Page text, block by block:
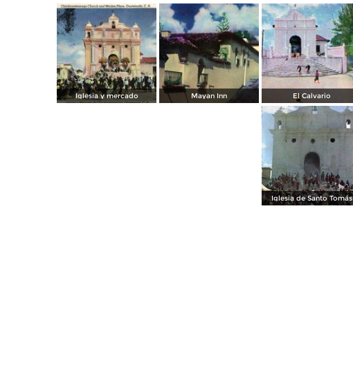
Iglesia y mercado Mayan Inn El Calvario
Iglesia de Santo Tomás